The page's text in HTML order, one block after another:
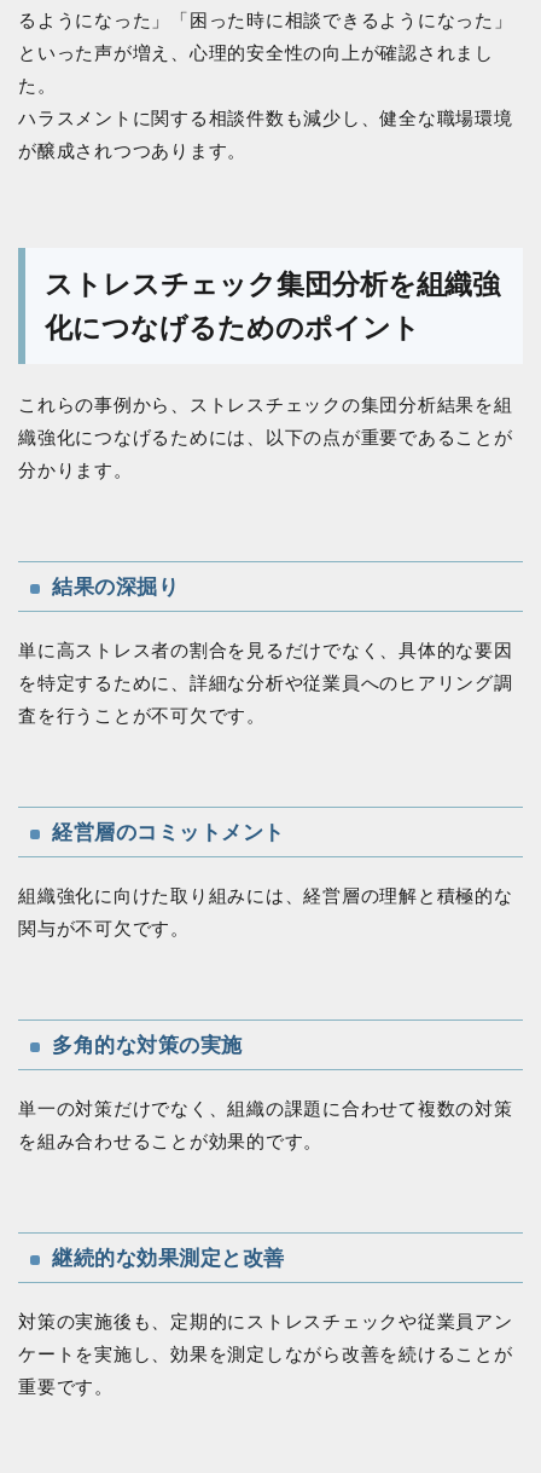
るようになった」「困った時に相談できるようになった」
といった声が増え、心理的安全性の向上が確認されまし
た。
ハラスメントに関する相談件数も減少し、健全な職場環境
が醸成されつつあります。
ストレスチェック集団分析を組織強
化につなげるためのポイント
これらの事例から、ストレスチェックの集団分析結果を組
織強化につなげるためには、以下の点が重要であることが
分かります。
結果の深掘り
単に高ストレス者の割合を見るだけでなく、具体的な要因
を特定するために、詳細な分析や従業員へのヒアリング調
査を行うことが不可欠です。
経営層のコミットメント
組織強化に向けた取り組みには、経営層の理解と積極的な
関与が不可欠です。
多角的な対策の実施
単一の対策だけでなく、組織の課題に合わせて複数の対策
を組み合わせることが効果的です。
継続的な効果測定と改善
対策の実施後も、定期的にストレスチェックや従業員アン
ケートを実施し、効果を測定しながら改善を続けることが
重要です。